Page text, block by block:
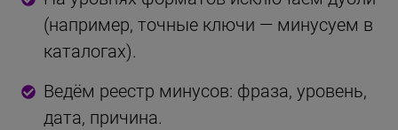
(например, точные ключи — минусуем в
каталогах).
Ведём реестр минусов: фраза, уровень,
дата, причина.